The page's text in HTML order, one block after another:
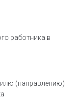
работника в
(направлению)